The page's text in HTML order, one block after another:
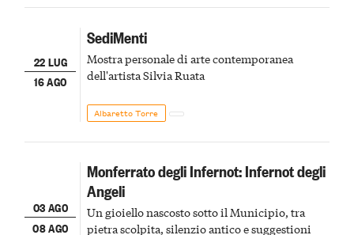
22 LUG
16 AGO
SediMenti
Mostra personale di arte contemporanea
dell'artista Silvia Ruata
Albaretto Torre
03 AGO
08 AGO
Monferrato degli Infernot: Infernot degli
Angeli
Un gioiello nascosto sotto il Municipio, tra
pietra scolpita, silenzio antico e suggestioni